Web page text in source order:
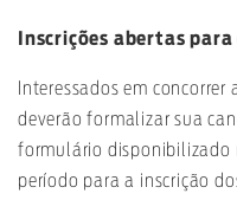
Inscrições abertas
Interessados em concorrer
deverão formalizar sua
formulário disponibilizado
período para a inscrição